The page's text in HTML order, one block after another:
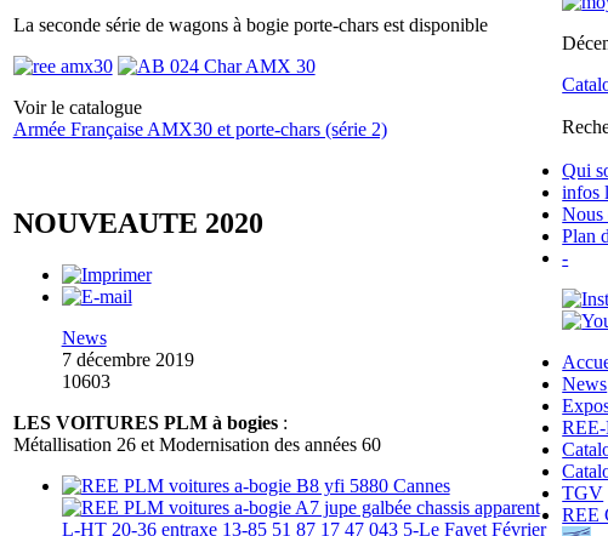
La seconde série de wagons à bogie porte-chars est disponible
Voir le catalogue
Armée Française AMX30 et porte-chars (série 2)
NOUVEAUTE 2020
News
7 décembre 2019
10603
LES VOITURES PLM à bogies:
Métallisation 26 et Modernisation des années 60
Qui
infos
Nous
Plan
-
News
TGV
REE